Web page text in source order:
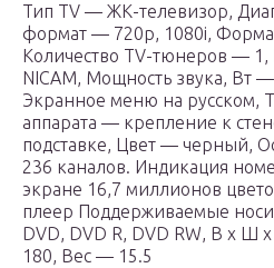
Тип TV — ЖК-телевизор,
формат — 720p, 1080i,
Количество TV-тюнеров — 1,
NICAM, Мощность звука, Вт
Экранное меню на русском,
аппарата — крепление к
подставке, Цвет — черный,
236 каналов. Индикация
экране 16,7 миллионов
плеер Поддерживаемые
DVD, DVD R, DVD RW, В x Ш
180, Вес — 15.5